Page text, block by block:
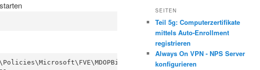
strong>
SEITEN
Teil 5g: Computerzertifikate
mittels Auto-Enrollment
registrieren
Always On VPN - NPS Server
konfigurieren